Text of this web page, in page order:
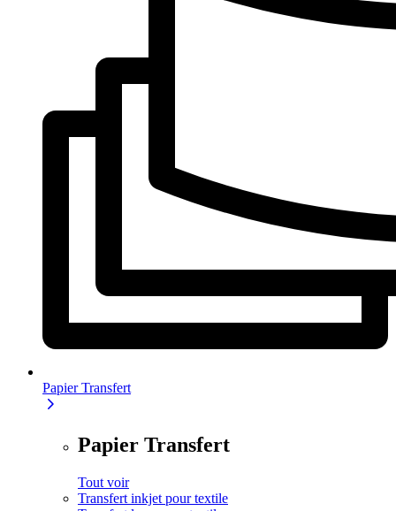
Papier Transfert
Papier Transfert
Tout voir
Transfert inkjet pour textile